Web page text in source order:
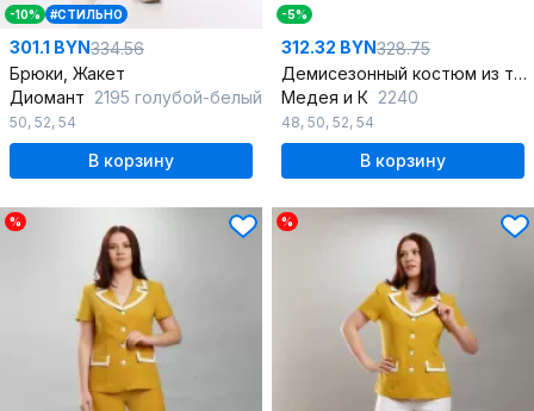
-10% #СТИЛЬНО
301.1 BYN334.56
Брюки, Жакет
Диомант 2195 голубой-белый
50, 52, 54
В корзину
-5%
312.32 BYN328.75
Демисезонный костюм из ткани с жакетом без застежки
Медея и К 2240
48, 50, 52, 54
В корзину
% %